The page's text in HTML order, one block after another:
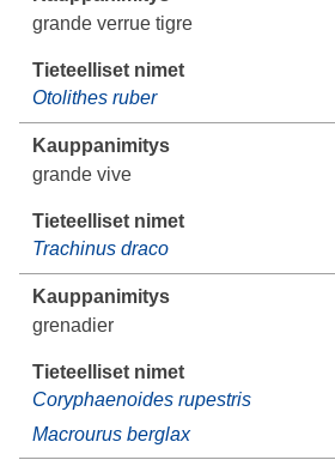
grande verrue tigre
Otolithes ruber
grande vive
Trachinus draco
grenadier
Coryphaenoides rupestris
Macrourus berglax